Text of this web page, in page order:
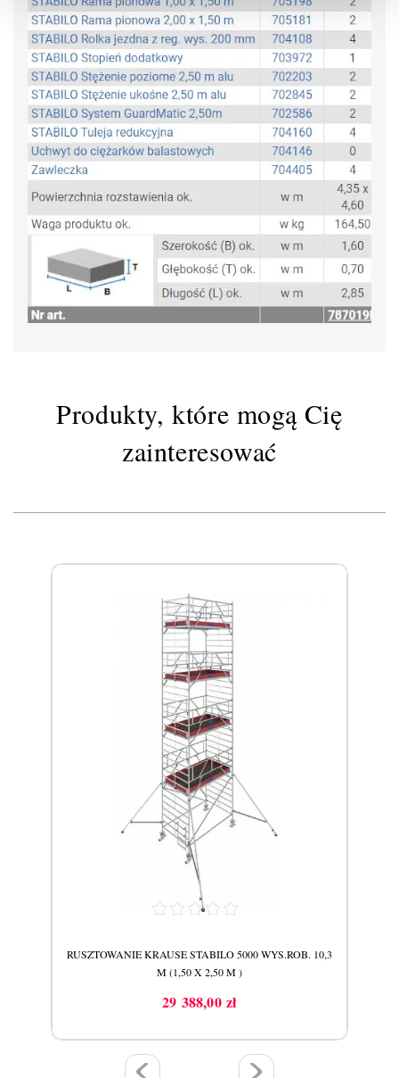
Produkty, które mogą Cię
zainteresować
RUSZTOWANIE KRAUSE STABILO 5000 WYS.ROB. 10,3
M (1,50 X 2,50 M )
Cena
29 388,00 zł